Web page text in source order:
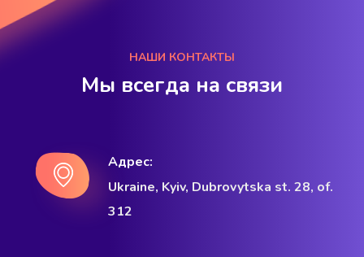
НАШИ КОНТАКТЫ
Мы всегда на связи
Адрес:
Ukraine, Kyiv, Dubrovytska st. 28, of.
312